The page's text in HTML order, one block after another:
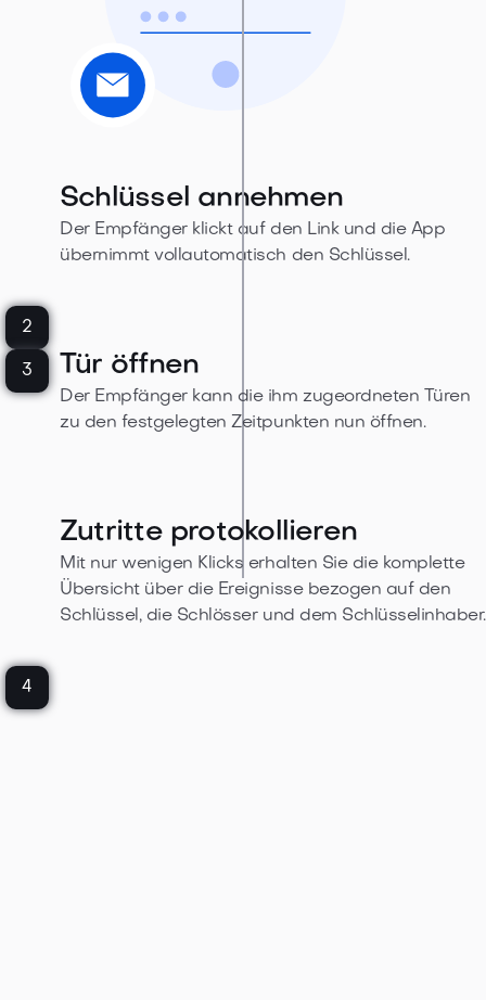
2
Schlüssel annehmen
Der Empfänger klickt auf den Link und die App
übernimmt vollautomatisch den Schlüssel.
Tür öffnen
Der Empfänger kann die ihm zugeordneten Türen
zu den festgelegten Zeitpunkten nun öffnen.
3
4
Zutritte protokollieren
Mit nur wenigen Klicks erhalten Sie die komplette
Übersicht über die Ereignisse bezogen auf den
Schlüssel, die Schlösser und dem Schlüsselinhaber.